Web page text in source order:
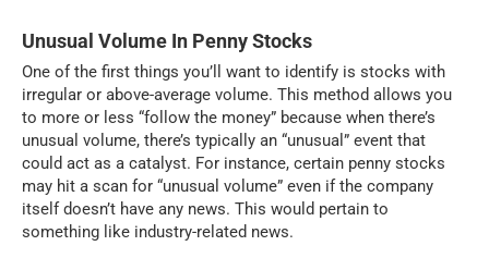
Unusual Volume In Penny Stocks
One of the first things you’ll want to identify is stocks with
irregular or above-average volume. This method allows you
to more or less “follow the money” because when there’s
unusual volume, there’s typically an “unusual” event that
could act as a catalyst. For instance, certain penny stocks
may hit a scan for “unusual volume” even if the company
itself doesn’t have any news. This would pertain to
something like industry-related news.